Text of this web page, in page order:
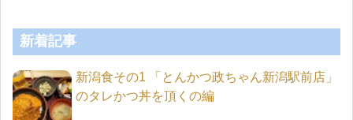
新着記事
新潟食その1 「とんかつ政ちゃん新潟駅前店」
のタレかつ丼を頂くの編